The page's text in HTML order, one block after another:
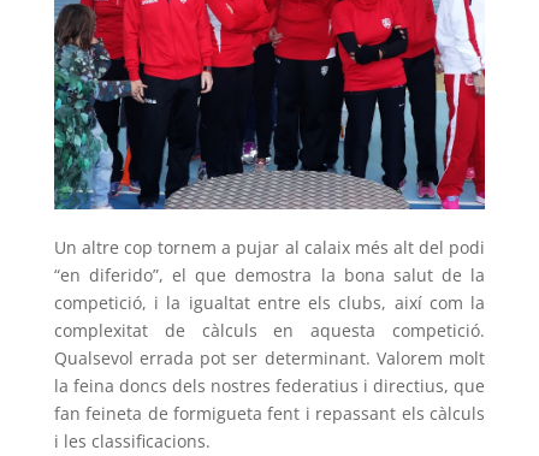
Un altre cop tornem a pujar al calaix més alt del podi
“en diferido”, el que demostra la bona salut de la
competició, i la igualtat entre els clubs, així com la
complexitat de càlculs en aquesta competició.
Qualsevol errada pot ser determinant. Valorem molt
la feina doncs dels nostres federatius i directius, que
fan feineta de formigueta fent i repassant els càlculs
i les classificacions.